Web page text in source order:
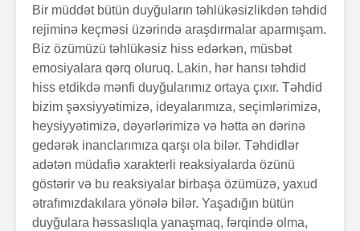
Bir müddət bütün duyğuların təhlükəsizlikdən təhdid
rejiminə keçməsi üzərində araşdırmalar aparmışam.
Biz özümüzü təhlükəsiz hiss edərkən, müsbət
emosiyalara qərq oluruq. Lakin, hər hansı təhdid
hiss etdikdə mənfi duyğularımız ortaya çıxır. Təhdid
bizim şəxsiyyətimizə, ideyalarımıza, seçimlərimizə,
heysiyyətimizə, dəyərlərimizə və hətta ən dərinə
gedərək inanclarımıza qarşı ola bilər. Təhdidlər
adətən müdafiə xarakterli reaksiyalarda özünü
göstərir və bu reaksiyalar birbaşa özümüzə, yaxud
ətrafımızdakılara yönələ bilər. Yaşadığın bütün
duyğulara həssaslıqla yanaşmaq, fərqində olma,
psixologiya
anlayışı
“Ulduzlu gecə”
necə yarandı?
Özünüdərketmə
nədir və necə
formalaşdırılır?
üsul
Avraam